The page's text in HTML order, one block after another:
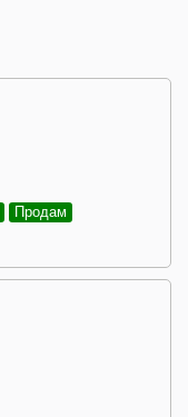
Продам